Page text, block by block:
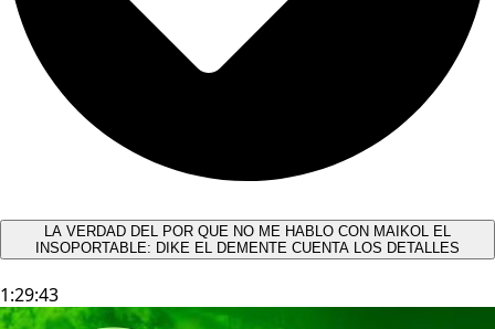
LA VERDAD DEL POR QUE NO ME HABLO CON MAIKOL EL
INSOPORTABLE: DIKE EL DEMENTE CUENTA LOS DETALLES
1:29:43